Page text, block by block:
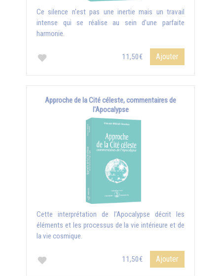
Ce silence n'est pas une inertie mais un travail
intense qui se réalise au sein d'une parfaite
harmonie.
11,50€ Ajouter
Approche de la Cité céleste, commentaires de
l'Apocalypse
Cette interprétation de l’Apocalypse décrit les
éléments et les processus de la vie intérieure et de
la vie cosmique.
11,50€ Ajouter